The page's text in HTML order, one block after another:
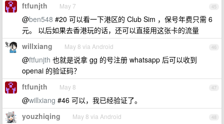
45
ftfunjth May 7
@ben548 #20 可以看一下港区的 Club Sim ，保号年费只需 6
元。 以后如果去香港玩的话，还可以直接用这张卡的流量
46
willxiang May 8 via Android
@ftfunjth 也就是说拿 gg 的号注册 whatsapp 后可以收到
openai 的验证码？
47
ftfunjth May 8
@willxiang #46 可以，我已经验证了。
48
youzhiqing May 8 via Android